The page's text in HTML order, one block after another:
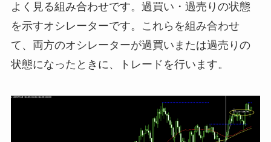
よく見る組み合わせです。過買い・過売りの状態
を示すオシレーターです。これらを組み合わせ
て、両方のオシレーターが過買いまたは過売りの
状態になったときに、トレードを行います。